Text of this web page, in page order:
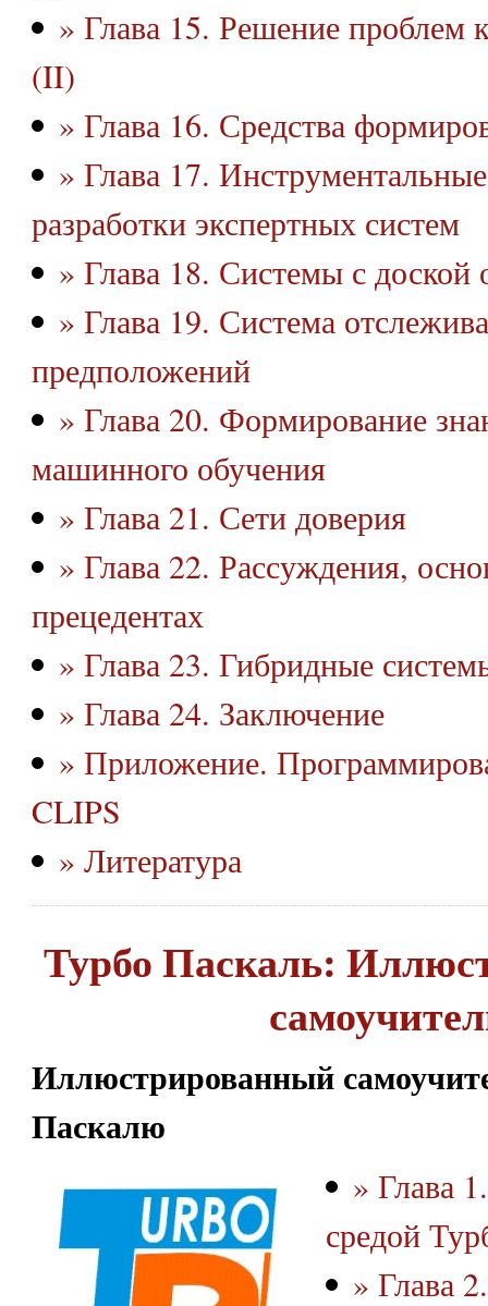
» Глава 15. Решение проблем
(II)
» Глава 16. Средства
» Глава 17.
разработки экспертных систем
» Глава 18. Системы с доской
» Глава 19. Система
предположений
» Глава 20. Формирование
машинного обучения
» Глава 21. Сети доверия
» Глава 22. Рассуждения,
прецедентах
» Глава 23. Гибридные
» Глава 24. Заключение
» Приложение.
CLIPS
» Литература
Турбо Паскаль:
Иллюстрированный
Паскалю
» Глава
средой
» Глава